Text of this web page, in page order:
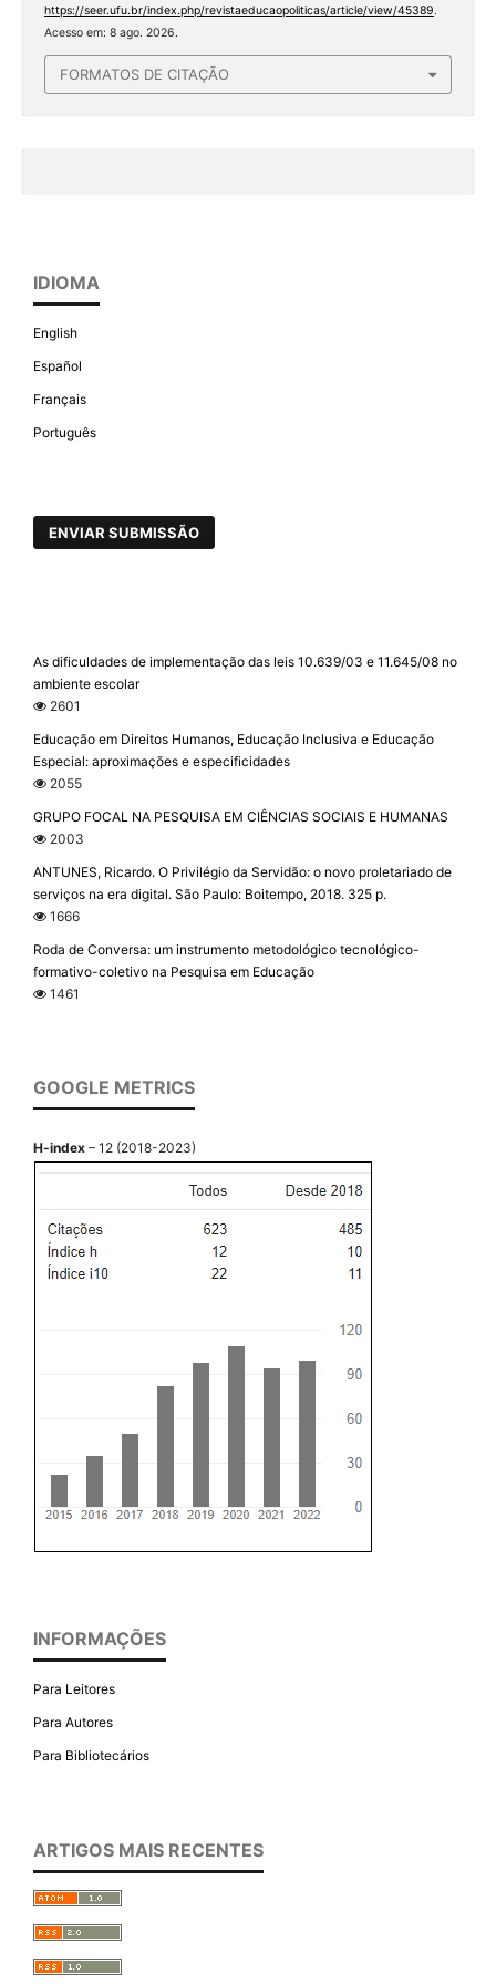
https://seer.ufu.br/index.php/revistaeducaopoliticas/article/view/45389.
Acesso em: 8 ago. 2026.
FORMATOS DE CITAÇÃO
IDIOMA
English
Español
Français
Português
ENVIAR SUBMISSÃO
As dificuldades de implementação das leis 10.639/03 e 11.645/08 no
ambiente escolar
2601
Educação em Direitos Humanos, Educação Inclusiva e Educação
Especial: aproximações e especificidades
2055
GRUPO FOCAL NA PESQUISA EM CIÊNCIAS SOCIAIS E HUMANAS
2003
ANTUNES, Ricardo. O Privilégio da Servidão: o novo proletariado de
serviços na era digital. São Paulo: Boitempo, 2018. 325 p.
1666
Roda de Conversa: um instrumento metodológico tecnológico-
formativo-coletivo na Pesquisa em Educação
1461
GOOGLE METRICS
H-index – 12 (2018-2023)
INFORMAÇÕES
Para Leitores
Para Autores
Para Bibliotecários
ARTIGOS MAIS RECENTES